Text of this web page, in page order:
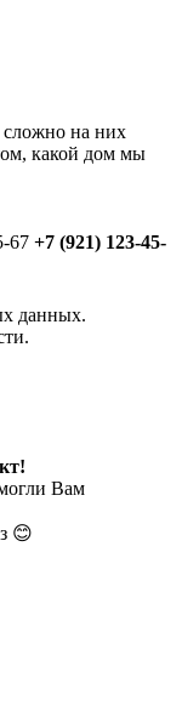
сложно на них
какой дом мы
67 +7 (921) 123-45-
данных.
Вам
😊